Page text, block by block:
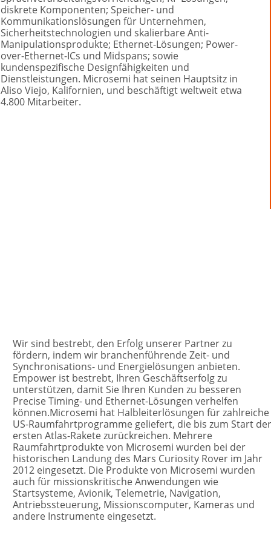
diskrete Komponenten; Speicher- und
Kommunikationslösungen für Unternehmen,
Sicherheitstechnologien und skalierbare Anti-
Manipulationsprodukte; Ethernet-Lösungen; Power-
over-Ethernet-ICs und Midspans; sowie
kundenspezifische Designfähigkeiten und
Dienstleistungen. Microsemi hat seinen Hauptsitz in
Aliso Viejo, Kalifornien, und beschäftigt weltweit etwa
4.800 Mitarbeiter.
Wir sind bestrebt, den Erfolg unserer Partner zu
fördern, indem wir branchenführende Zeit- und
Synchronisations- und Energielösungen anbieten.
Empower ist bestrebt, Ihren Geschäftserfolg zu
unterstützen, damit Sie Ihren Kunden zu besseren
Precise Timing- und Ethernet-Lösungen verhelfen
können.Microsemi hat Halbleiterlösungen für zahlreiche
US-Raumfahrtprogramme geliefert, die bis zum Start der
ersten Atlas-Rakete zurückreichen. Mehrere
Raumfahrtprodukte von Microsemi wurden bei der
historischen Landung des Mars Curiosity Rover im Jahr
2012 eingesetzt. Die Produkte von Microsemi wurden
auch für missionskritische Anwendungen wie
Startsysteme, Avionik, Telemetrie, Navigation,
Antriebssteuerung, Missionscomputer, Kameras und
andere Instrumente eingesetzt.